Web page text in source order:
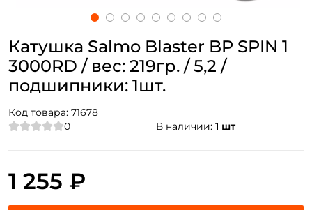
Катушка Salmo Blaster BP SPIN 1
3000RD / вес: 219гр. / 5,2 /
подшипники: 1шт.
Код товара: 71678
0
В наличии: 1 шт
1 255 ₽